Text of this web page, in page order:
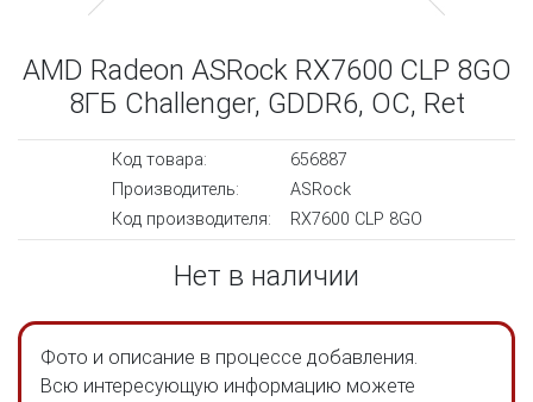
AMD Radeon ASRock RX7600 CLP 8GO
8ГБ Challenger, GDDR6, OC, Ret
Код товара:
656887
Производитель:
ASRock
Код производителя:
RX7600 CLP 8GO
Нет в наличии
Фото и описание в процессе добавления.
Всю интересующую информацию можете